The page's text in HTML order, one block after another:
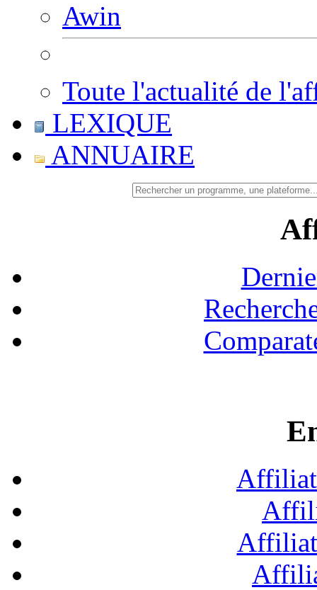
Awin
Toute l'actualité de
LEXIQUE
ANNUAIRE